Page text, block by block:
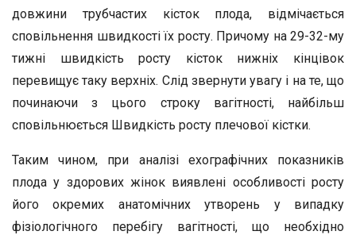
довжини трубчастих кісток плода, відмічається
сповільнення швидкості їх росту. Причому на 29-32-му
тижні швидкість росту кісток нижніх кінцівок
перевищує таку верхніх. Слід звернути увагу і на те, що
починаючи з цього строку вагітності, найбільш
сповільнюється Швидкість росту плечової кістки.
Таким чином, при аналізі ехографічних показників
плода у здорових жінок виявлені особливості росту
його окремих анатомічних утворень у випадку
фізіологічного перебігу вагітності, що необхідно